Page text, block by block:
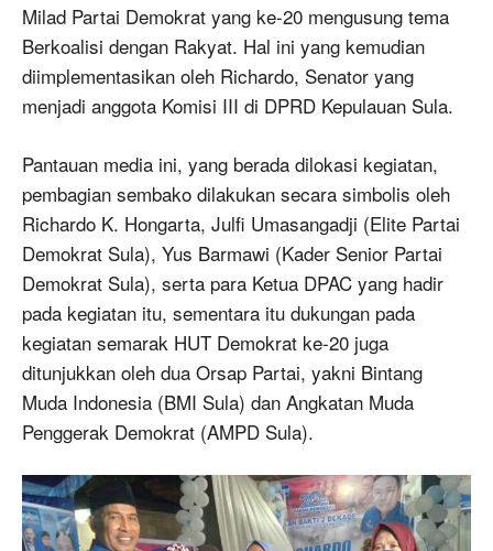
Milad Partai Demokrat yang ke-20 mengusung tema
Berkoalisi dengan Rakyat. Hal ini yang kemudian
diimplementasikan oleh Richardo, Senator yang
menjadi anggota Komisi III di DPRD Kepulauan Sula.
Pantauan media ini, yang berada dilokasi kegiatan,
pembagian sembako dilakukan secara simbolis oleh
Richardo K. Hongarta, Julfi Umasangadji (Elite Partai
Demokrat Sula), Yus Barmawi (Kader Senior Partai
Demokrat Sula), serta para Ketua DPAC yang hadir
pada kegiatan itu, sementara itu dukungan pada
kegiatan semarak HUT Demokrat ke-20 juga
ditunjukkan oleh dua Orsap Partai, yakni Bintang
Muda Indonesia (BMI Sula) dan Angkatan Muda
Penggerak Demokrat (AMPD Sula).